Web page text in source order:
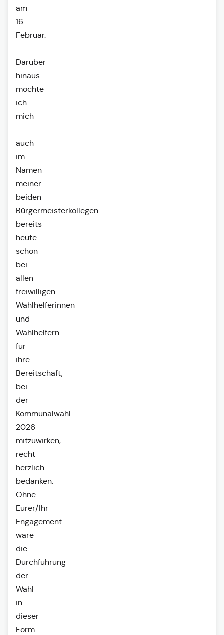
am
16.
Februar.
Darüber
hinaus
möchte
ich
mich
-
auch
im
Namen
meiner
beiden
Bürgermeisterkollegen-
bereits
heute
schon
bei
allen
freiwilligen
Wahlhelferinnen
und
Wahlhelfern
für
ihre
Bereitschaft,
bei
der
Kommunalwahl
2026
mitzuwirken,
recht
herzlich
bedanken.
Ohne
Eurer/Ihr
Engagement
wäre
die
Durchführung
der
Wahl
in
dieser
Form